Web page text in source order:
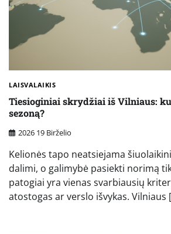
LAISVALAIKIS
Tiesioginiai skrydžiai iš Vilniaus:
sezoną?
2026 19 Birželio
Kelionės tapo neatsiejama
dalimi, o galimybė pasiekti norimą
patogiai yra vienas svarbiausių
atostogas ar verslo išvykas. Vilniaus